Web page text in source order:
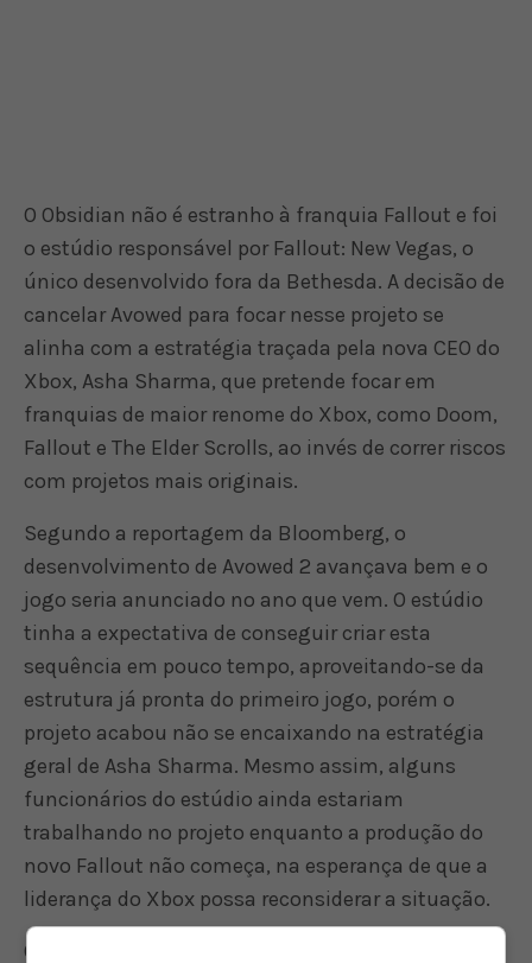
O Obsidian não é estranho à franquia Fallout e foi
o estúdio responsável por Fallout: New Vegas, o
único desenvolvido fora da Bethesda. A decisão de
cancelar Avowed para focar nesse projeto se
alinha com a estratégia traçada pela nova CEO do
Xbox, Asha Sharma, que pretende focar em
franquias de maior renome do Xbox, como Doom,
Fallout e The Elder Scrolls, ao invés de correr riscos
com projetos mais originais.
Segundo a reportagem da Bloomberg, o
desenvolvimento de Avowed 2 avançava bem e o
jogo seria anunciado no ano que vem. O estúdio
tinha a expectativa de conseguir criar esta
sequência em pouco tempo, aproveitando-se da
estrutura já pronta do primeiro jogo, porém o
projeto acabou não se encaixando na estratégia
geral de Asha Sharma. Mesmo assim, alguns
funcionários do estúdio ainda estariam
trabalhando no projeto enquanto a produção do
novo Fallout não começa, na esperança de que a
liderança do Xbox possa reconsiderar a situação.
O último jogo da série Fallout foi Fallout 76,